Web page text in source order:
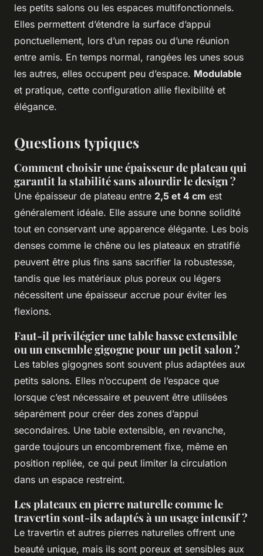
les petits salons ou les espaces multifonctionnels.
Elles permettent d’étendre la surface d’appui
ponctuellement, lors d’un repas ou d’une réunion
entre amis. En temps normal, rangées les unes sous
les autres, elles occupent peu d’espace. Modulable
et pratique, cette configuration allie flexibilité et
élégance.
Questions typiques
Comment choisir une épaisseur de plateau qui
garantit la stabilité sans alourdir le design ?
Une épaisseur de plateau entre 2,5 et 4 cm est
généralement idéale. Elle assure une bonne solidité
tout en conservant une apparence élégante. Les bois
denses comme le chêne ou les plateaux en stratifié
peuvent être plus fins sans sacrifier la robustesse,
tandis que les matériaux plus poreux ou légers
nécessitent une épaisseur accrue pour éviter les
flexions.
Faut-il privilégier une table basse extensible
ou un ensemble gigogne pour un petit salon ?
Les tables gigognes sont souvent plus adaptées aux
petits salons. Elles n’occupent de l’espace que
lorsque c’est nécessaire et peuvent être utilisées
séparément pour créer des zones d’appui
secondaires. Une table extensible, en revanche,
garde toujours un encombrement fixe, même en
position repliée, ce qui peut limiter la circulation
dans un espace restreint.
Les plateaux en pierre naturelle comme le
travertin sont-ils adaptés à un usage intensif ?
Le travertin et autres pierres naturelles offrent une
beauté unique, mais ils sont poreux et sensibles aux